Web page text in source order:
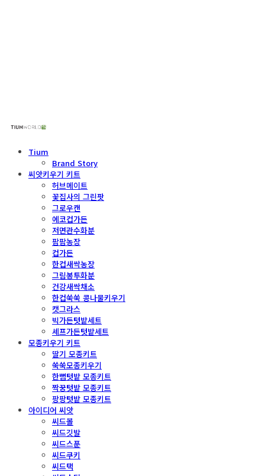
Tium
Brand Story
씨앗키우기 키트
허브메이트
꽃집사의 그린팟
그로우캔
에코컵가든
저면관수화분
팜팜농장
컵가든
한컵새싹농장
그림봉투화분
건강새싹채소
한컵쑥쑥 콩나물키우기
캣그라스
빅가든텃밭세트
셰프가든텃밭세트
모종키우기 키트
딸기 모종키트
쑥쑥모종키우기
한뼘텃밭 모종키트
짝꿍텃밭 모종키트
팡팡텃밭 모종키트
아이디어 씨앗
씨드볼
씨드깃발
씨드스푼
씨드쿠키
씨드택